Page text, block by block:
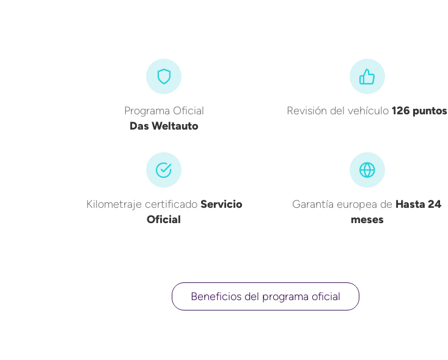
Programa Oficial
Das Weltauto
Revisión del vehículo126 puntos
Kilometraje certificado Servicio
Oficial
Garantía europea de Hasta 24
meses
Beneficios del programa oficial